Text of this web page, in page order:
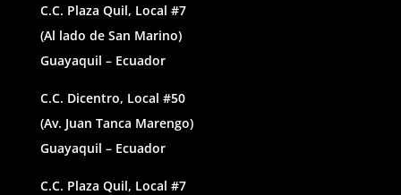
C.C. Plaza Quil, Local #7
(Al lado de San Marino)
Guayaquil – Ecuador
C.C. Dicentro, Local #50
(Av. Juan Tanca Marengo)
Guayaquil – Ecuador
C.C. Plaza Quil, Local #7